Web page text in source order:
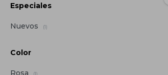
Especiales
Nuevos (1)
Color
Rosa (1)